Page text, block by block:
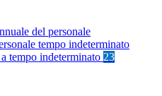
del personale
tempo indeterminato
tempo indeterminato 23